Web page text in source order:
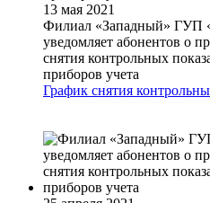
13 мая 2021
Филиал «Западный» ГУП
уведомляет абонентов о
снятия контрольных
приборов учета
График снятия